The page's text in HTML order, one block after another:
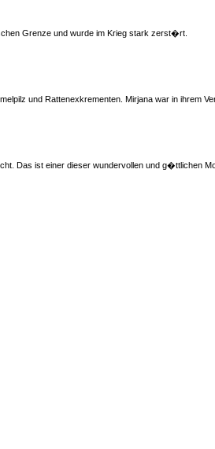
Grenze und wurde im Krieg stark zerst�rt.
und Rattenexkrementen. Mirjana war in ihrem
Das ist einer dieser wundervollen und g�ttlichen